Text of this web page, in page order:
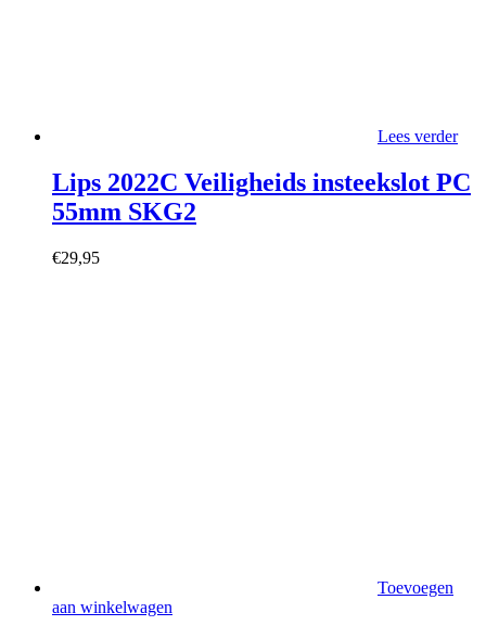
Lees verder
Lips 2022C Veiligheids insteekslot PC
55mm SKG2
€29,95
Toevoegen
aan winkelwagen